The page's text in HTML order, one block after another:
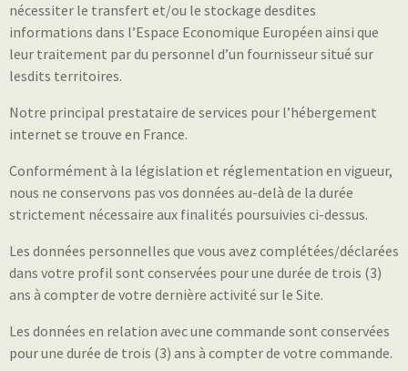
nécessiter le transfert et/ou le stockage desdites
informations dans l’Espace Economique Européen ainsi que
leur traitement par du personnel d’un fournisseur situé sur
lesdits territoires.
Notre principal prestataire de services pour l’hébergement
internet se trouve en France.
Conformément à la législation et réglementation en vigueur,
nous ne conservons pas vos données au-delà de la durée
strictement nécessaire aux finalités poursuivies ci-dessus.
Les données personnelles que vous avez complétées/déclarées
dans votre profil sont conservées pour une durée de trois (3)
ans à compter de votre dernière activité sur le Site.
Les données en relation avec une commande sont conservées
pour une durée de trois (3) ans à compter de votre commande.